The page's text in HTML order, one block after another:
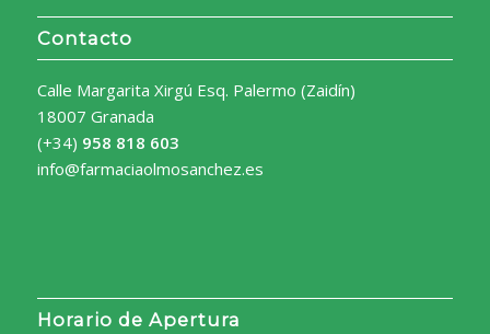
Contacto
Calle Margarita Xirgú Esq. Palermo (Zaidín)
18007 Granada
(+34) 958 818 603
info@farmaciaolmosanchez.es
Horario de Apertura